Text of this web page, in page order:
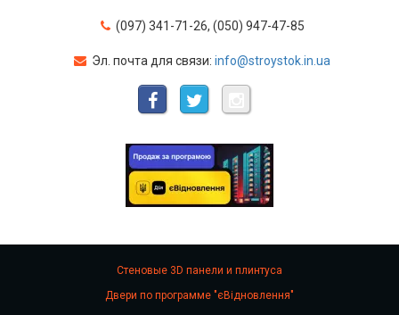
(097) 341-71-26, (050) 947-47-85
Эл. почта для связи: info@stroystok.in.ua
Стеновые 3D панели и плинтуса
Двери по программе "єВідновлення"